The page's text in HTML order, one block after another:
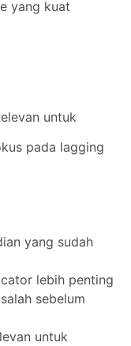
yang kuat
untuk
pada lagging
yang sudah
lebih penting
sebelum
untuk